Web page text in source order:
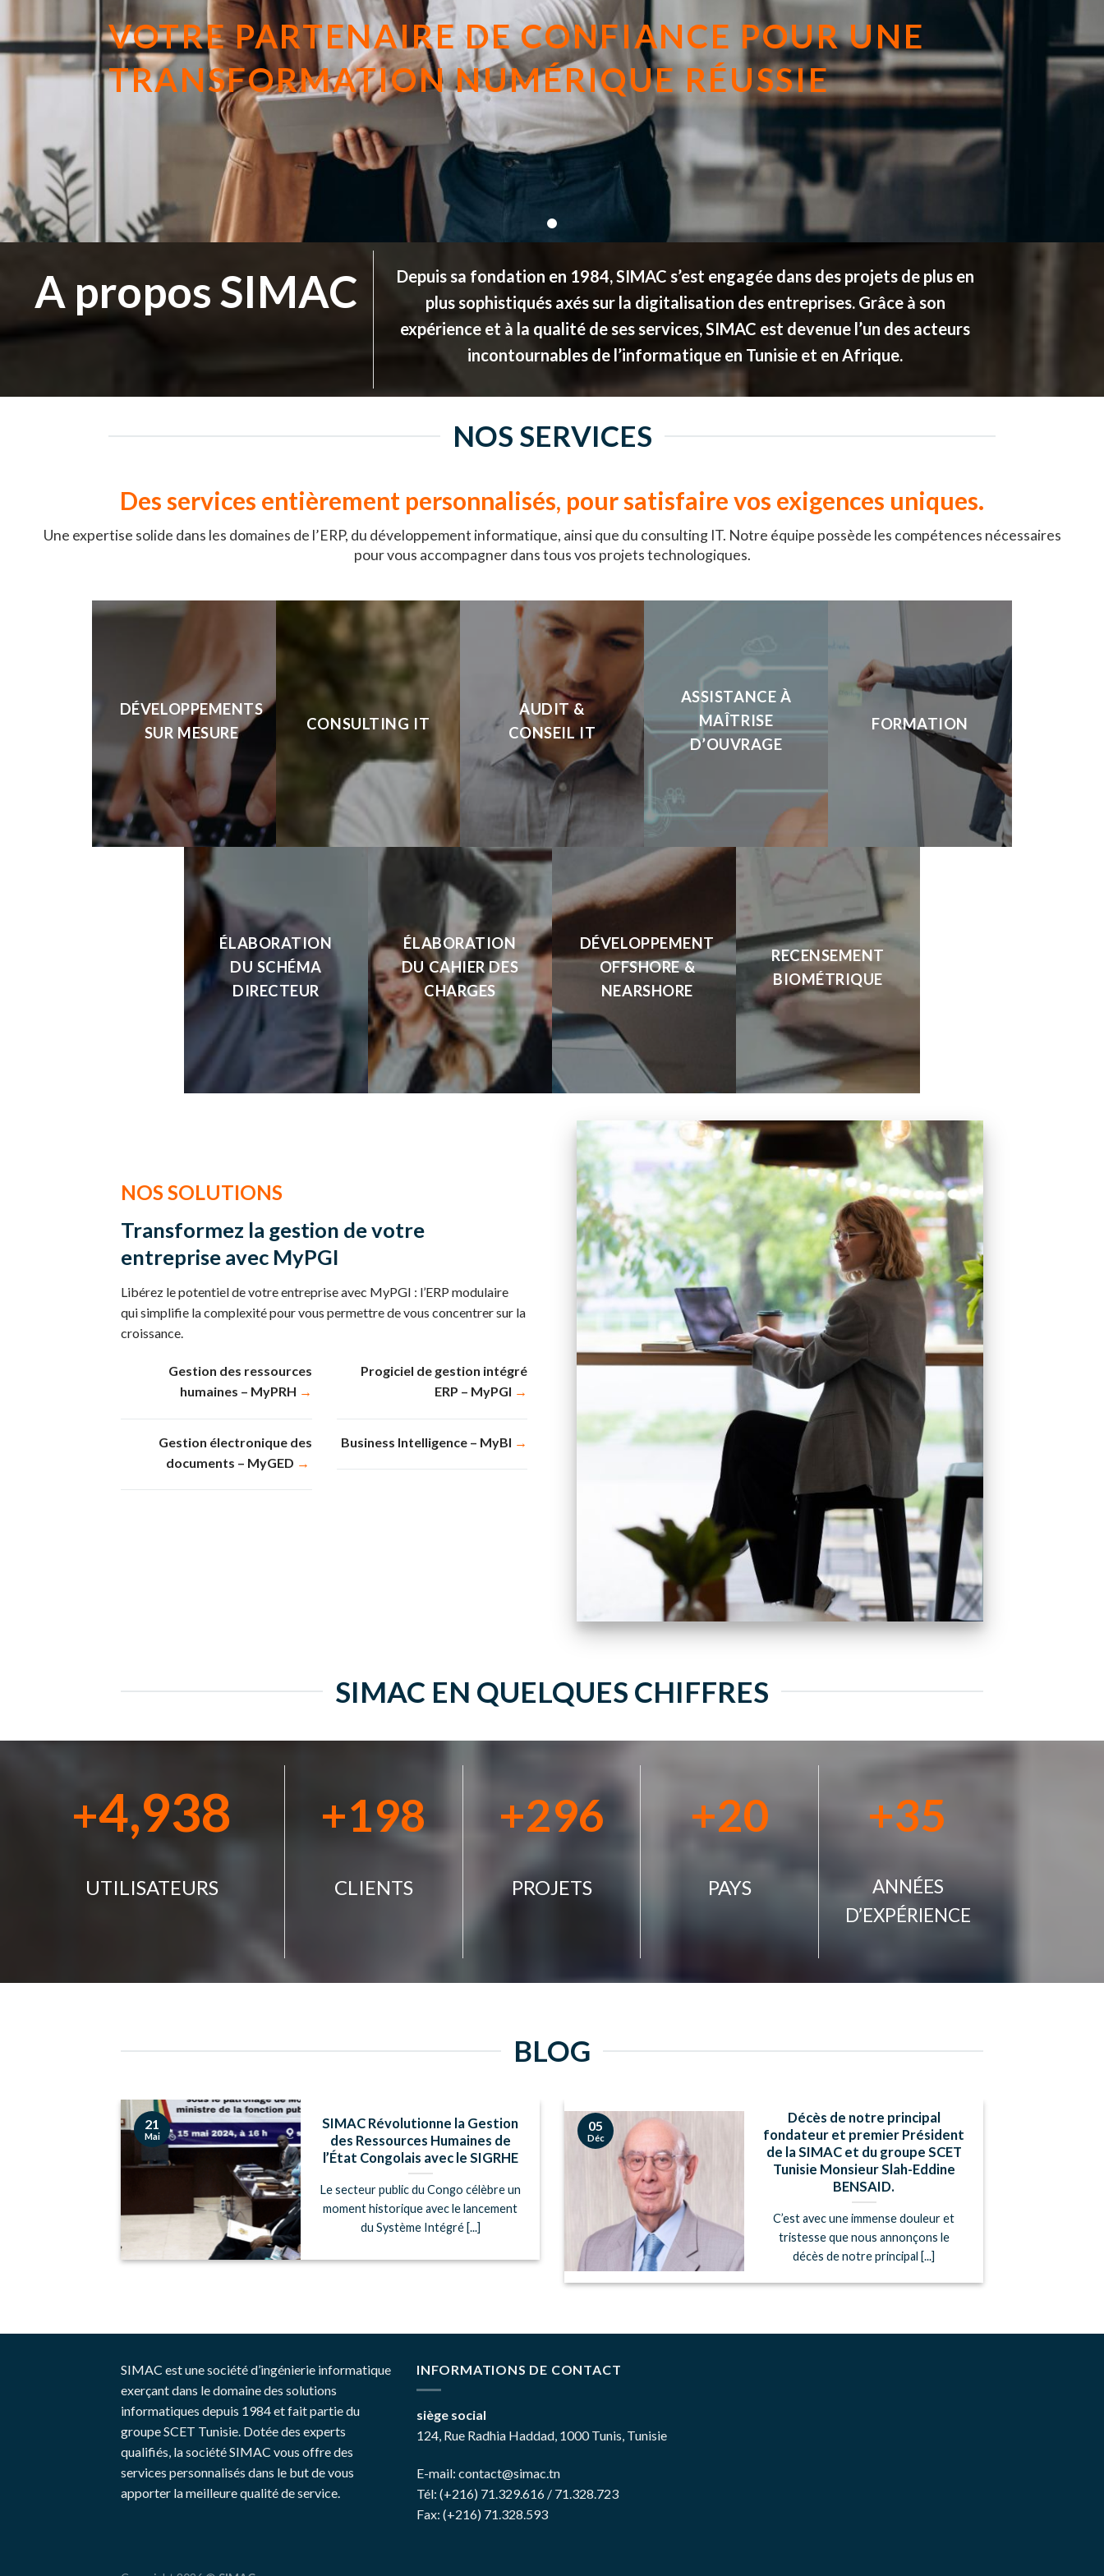
VOTRE PARTENAIRE DE CONFIANCE POUR UNE
TRANSFORMATION NUMÉRIQUE RÉUSSIE
A propos SIMAC
Depuis sa fondation en 1984, SIMAC s’est engagée dans des projets de plus en
plus sophistiqués axés sur la digitalisation des entreprises. Grâce à son
expérience et à la qualité de ses services, SIMAC est devenue l’un des acteurs
incontournables de l’informatique en Tunisie et en Afrique.
NOS SERVICES
Des services entièrement personnalisés, pour satisfaire vos exigences uniques.
Une expertise solide dans les domaines de l’ERP, du développement informatique, ainsi que du consulting IT. Notre équipe possède les compétences nécessaires
pour vous accompagner dans tous vos projets technologiques.
DÉVELOPPEMENTS
SUR MESURE
CONSULTING IT
AUDIT &
CONSEIL IT
ASSISTANCE À
MAÎTRISE
D’OUVRAGE
FORMATION
ÉLABORATION
DU SCHÉMA
DIRECTEUR
ÉLABORATION
DU CAHIER DES
CHARGES
DÉVELOPPEMENT
OFFSHORE &
NEARSHORE
RECENSEMENT
BIOMÉTRIQUE
NOS SOLUTIONS
Transformez la gestion de votre
entreprise avec MyPGI
Libérez le potentiel de votre entreprise avec MyPGI : l’ERP modulaire
qui simplifie la complexité pour vous permettre de vous concentrer sur la
croissance.
Gestion des ressources
humaines – MyPRH →
Gestion électronique des
documents – MyGED →
Progiciel de gestion intégré
ERP – MyPGI →
Business Intelligence – MyBI →
SIMAC EN QUELQUES CHIFFRES
+5,000
UTILISATEURS
+200
CLIENTS
+300
PROJETS
+20
PAYS
+35
ANNÉES
D’EXPÉRIENCE
BLOG
SIMAC Révolutionne la Gestion
des Ressources Humaines de
l’État Congolais avec le SIGRHE
Le secteur public du Congo célèbre un
moment historique avec le lancement
du Système Intégré [...]
21
Mai
Décès de notre principal
fondateur et premier Président
de la SIMAC et du groupe SCET
Tunisie Monsieur Slah-Eddine
BENSAID.
C’est avec une immense douleur et
tristesse que nous annonçons le
décès de notre principal [...]
05
Déc
SIMAC est une société d’ingénierie informatique
exerçant dans le domaine des solutions
informatiques depuis 1984 et fait partie du
groupe SCET Tunisie. Dotée des experts
qualifiés, la société SIMAC vous offre des
services personnalisés dans le but de vous
apporter la meilleure qualité de service.
INFORMATIONS DE CONTACT
siège social
124, Rue Radhia Haddad, 1000 Tunis, Tunisie
E-mail: contact@simac.tn
Tél: (+216) 71.329.616 / 71.328.723
Fax: (+216) 71.328.593